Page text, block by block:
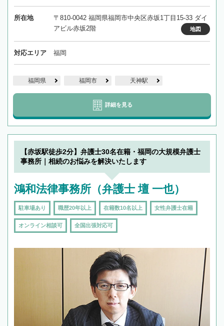
所在地
〒810-0042 福岡県福岡市中央区赤坂1丁目15-33 ダイ
アビル赤坂2階
地図
対応エリア 福岡
福岡県 福岡市 天神駅
詳細を見る
【赤坂駅徒歩2分】弁護士30名在籍・福岡の大規模弁護士
事務所｜相続のお悩みを解決いたします
鴻和法律事務所（弁護士 壇 一也）
駐車場あり 職歴20年以上 在籍数10名以上 女性弁護士在籍
オンライン相談可 全国出張対応可